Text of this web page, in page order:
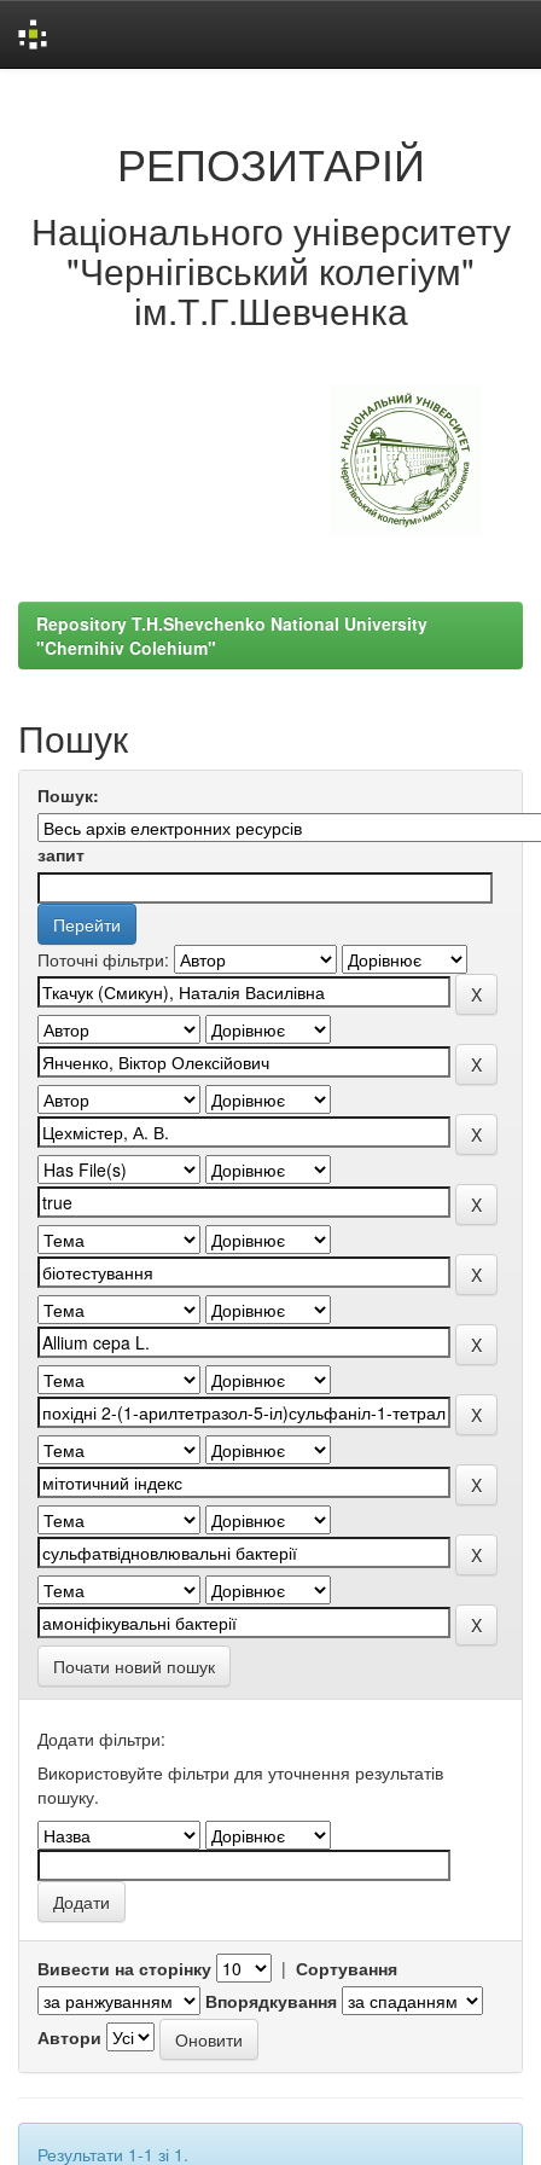
РЕПОЗИТАРІЙ
Національного університету
"Чернігівський колегіум"
ім.Т.Г.Шевченка
Repository T.H.Shevchenko National University
"Chernihiv Colehium"
Пошук
Пошук:
запит
Поточні фільтри:
Почати новий пошук
Додати фільтри:
Використовуйте фільтри для уточнення результатів
пошуку.
Вивести на сторінку | Сортування
Впорядкування
Автори
Результати 1-1 зі 1.